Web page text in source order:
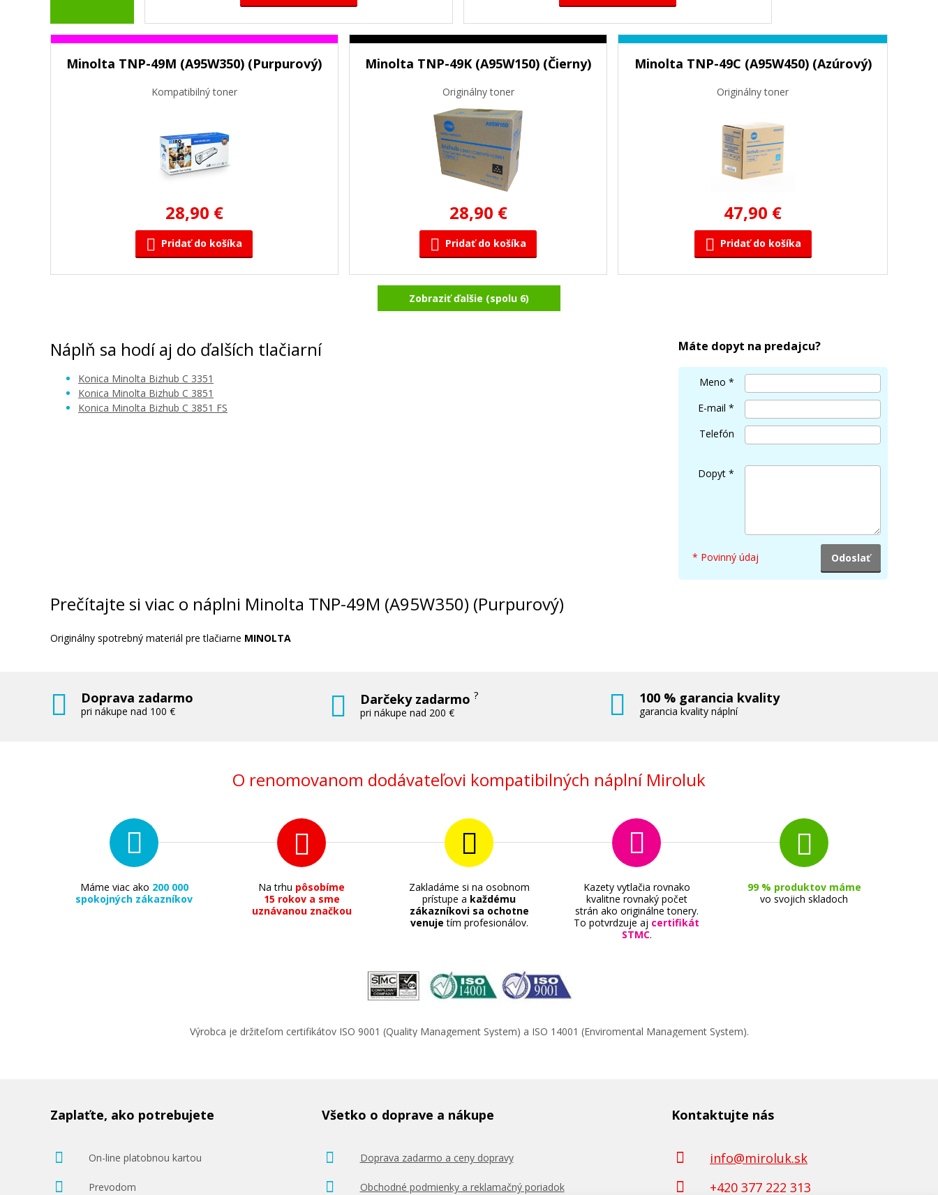
Minolta TNP-49M (A95W350) (Purpurový)
Kompatibilný toner
28,90 €
Pridať do košíka
Minolta TNP-49K (A95W150) (Čierny)
Originálny toner
28,90 €
Pridať do košíka
Minolta TNP-49C (A95W450) (Azúrový)
Originálny toner
47,90 €
Pridať do košíka
Originálny toner
Zobraziť ďalšie (spolu 6)
Náplň sa hodí aj do ďalších tlačiarní
Konica Minolta Bizhub C 3351
Konica Minolta Bizhub C 3851
Konica Minolta Bizhub C 3851 FS
Máte dopyt na predajcu?
Meno *
E-mail *
Telefón
Dopyt *
* Povinný údaj
Prečítajte si viac o náplni Minolta TNP-49M (A95W350) (Purpurový)
Originálny spotrebný materiál pre tlačiarne MINOLTA
Doprava zadarmo
pri nákupe nad 100 €
Darčeky zadarmo?
pri nákupe nad 200 €
100 % garancia kvality
garancia kvality náplní
O renomovanom dodávateľovi kompatibilných náplní Miroluk
Máme viac ako 200 000
spokojných zákazníkov
Na trhu pôsobíme
15 rokov a sme
uznávanou značkou
Zakladáme si na osobnom
prístupe a každému
zákazníkovi sa ochotne
venuje tím profesionálov.
Kazety vytlačia rovnako
kvalitne rovnaký počet
strán ako originálne tonery.
To potvrdzuje aj certifikát
STMC.
99 % produktov máme
vo svojich skladoch
Výrobca je držiteľom certifikátov ISO 9001 (Quality Management System) a ISO 14001 (Enviromental Management System).
Zaplaťte, ako potrebujete
On-line platobnou kartou
Prevodom
Všetko o doprave a nákupe
Doprava zadarmo a ceny dopravy
Obchodné podmienky a reklamačný poriadok
Kontaktujte nás
info@miroluk.sk
+420 377 222 313